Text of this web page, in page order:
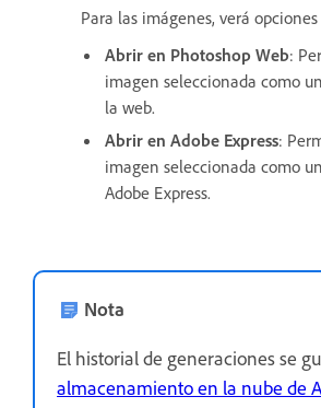
Para las imágenes, verá
Abrir en Photoshop Web:
imagen seleccionada como
la web.
Abrir en Adobe Express:
imagen seleccionada como
Adobe Express.
Nota
El historial de generaciones se
almacenamiento en la nube de